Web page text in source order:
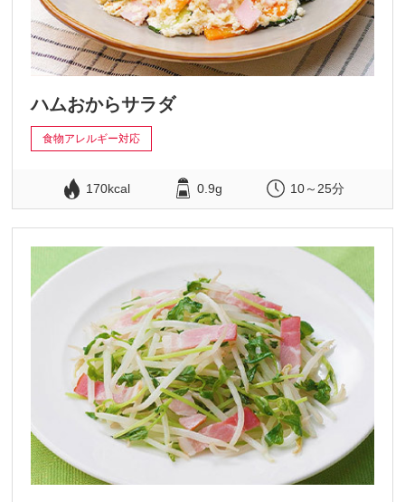
ハムおからサラダ
食物アレルギー対応
170kcal 0.9g 10～25分